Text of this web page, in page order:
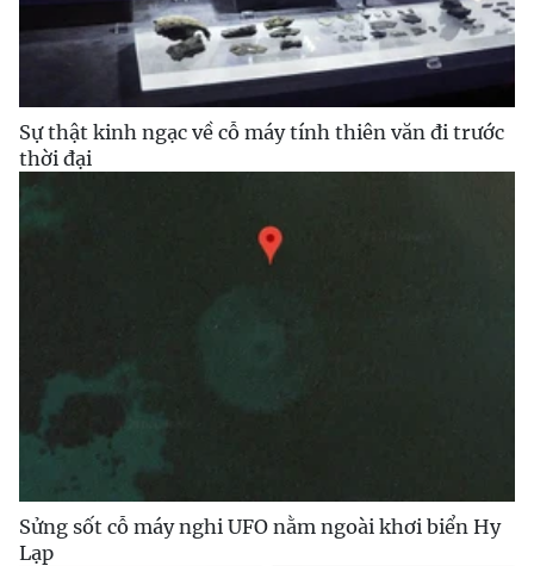
Sự thật kinh ngạc về cỗ máy tính thiên văn đi trước
thời đại
Sửng sốt cỗ máy nghi UFO nằm ngoài khơi biển Hy
Lạp